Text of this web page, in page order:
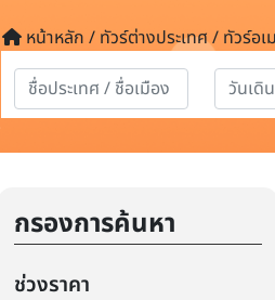
หน้าหลัก / ทัวร์ต่างประเทศ / ทัวร์อ
กรองการค้นหา
ช่วงราคา